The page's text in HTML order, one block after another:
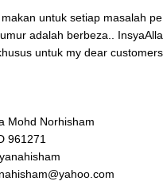
untuk setiap masalah
adalah berbeza..
untuk my dear
Mohd Norhisham
961271